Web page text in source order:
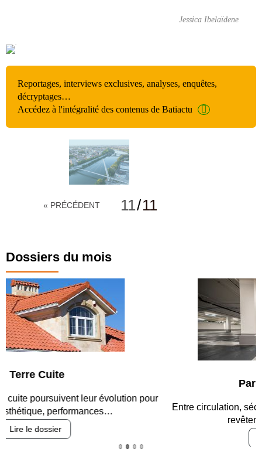
Jessica Ibelaïdene
Reportages, interviews exclusives, analyses, enquêtes,
décryptages…
Accédez à l'intégralité des contenus de Batiactu
« PRÉCÉDENT 11/11
Dossiers du mois
Entre circulation, sécurisation des accès, durabilité des